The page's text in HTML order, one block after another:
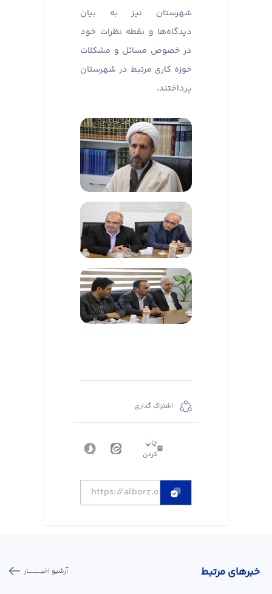
شهرستان نیز به بیان
دیدگاه‌ها و نقطه نظرات خود
در خصوص مسائل و مشکلات
حوزه کاری مرتبط در شهرستان
پرداختند.
اشتراک گذاری
چاپ
کردن
خبر‌های مرتبط آرشیو اخبـــــــــــار